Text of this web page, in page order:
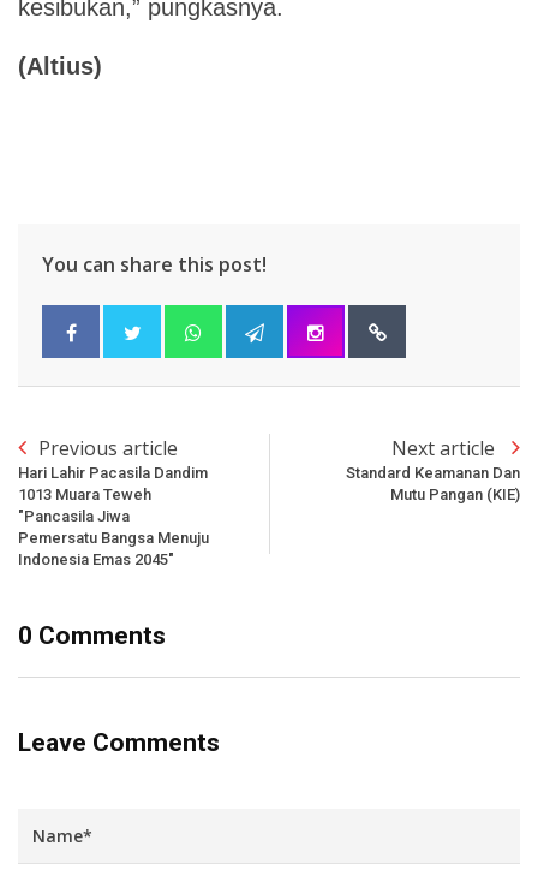
kesibukan,” pungkasnya.
(Altius)
You can share this post!
Previous article
Hari Lahir Pacasila Dandim
1013 Muara Teweh
"Pancasila Jiwa
Pemersatu Bangsa Menuju
Indonesia Emas 2045"
Next article
Standard Keamanan Dan
Mutu Pangan (KIE)
0 Comments
Leave Comments